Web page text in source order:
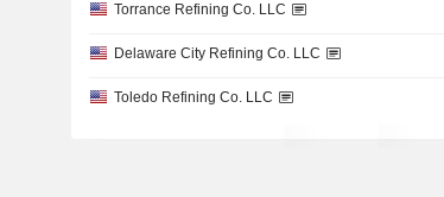
Torrance Refining Co. LLC
Delaware City Refining Co. LLC
Toledo Refining Co. LLC